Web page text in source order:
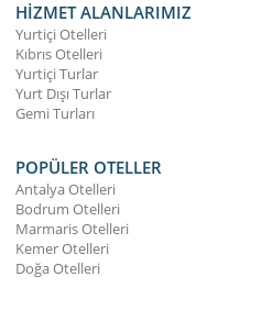
HİZMET ALANLARIMIZ
Yurtiçi Otelleri
Kıbrıs Otelleri
Yurtiçi Turlar
Yurt Dışı Turlar
Gemi Turları
POPÜLER OTELLER
Antalya Otelleri
Bodrum Otelleri
Marmaris Otelleri
Kemer Otelleri
Doğa Otelleri